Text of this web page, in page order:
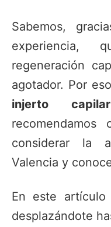
Sabemos,
experiencia,
regeneración
agotador. Por
injerto
recomendamos
considerar la
Valencia y
En este artículo
desplazándote